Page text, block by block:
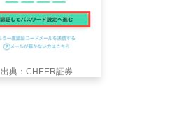
出典：CHEER証券